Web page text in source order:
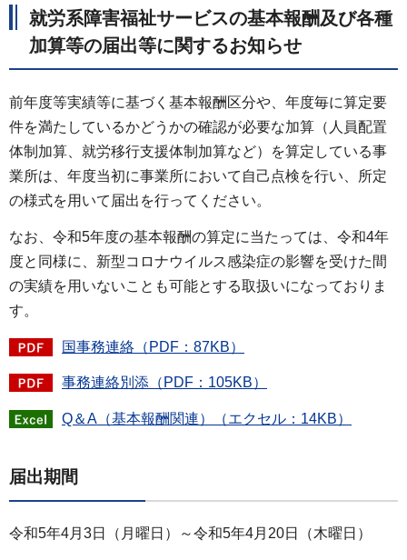
就労系障害福祉サービスの基本報酬及び各種
加算等の届出等に関するお知らせ
前年度等実績等に基づく基本報酬区分や、年度毎に算定要
件を満たしているかどうかの確認が必要な加算（人員配置
体制加算、就労移行支援体制加算など）を算定している事
業所は、年度当初に事業所において自己点検を行い、所定
の様式を用いて届出を行ってください。
なお、令和5年度の基本報酬の算定に当たっては、令和4年
度と同様に、新型コロナウイルス感染症の影響を受けた間
の実績を用いないことも可能とする取扱いになっておりま
す。
国事務連絡（PDF：87KB）
事務連絡別添（PDF：105KB）
Q＆A（基本報酬関連）（エクセル：14KB）
届出期間
令和5年4月3日（月曜日）～令和5年4月20日（木曜日）